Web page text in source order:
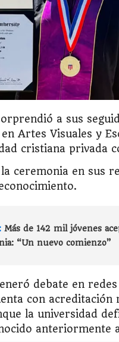
a sus
Artes Visuales y
cristiana privada
ceremonia en sus
Más de 142 mil jóvenes
“Un nuevo comienzo”
debate en
con
la universidad
anteriormente